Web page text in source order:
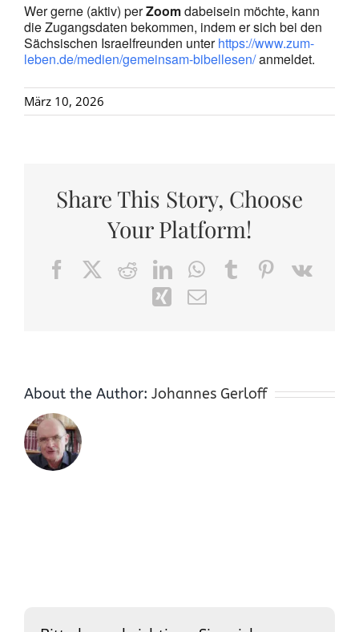
Wer gerne (aktiv) perZoomdabeisein möchte, kann
die Zugangsdaten bekommen, indem er sich bei den
Sächsischen Israelfreunden unterhttps://www.zum-
leben.de/medien/gemeinsam-bibellesen/anmeldet.
März 10, 2026
Share This Story, Choose
Your Platform!
FacebookRedditLinkedInWhatsApp
TumblrPinterest
Vk
XingEmail
About the Author: Johannes Gerloff